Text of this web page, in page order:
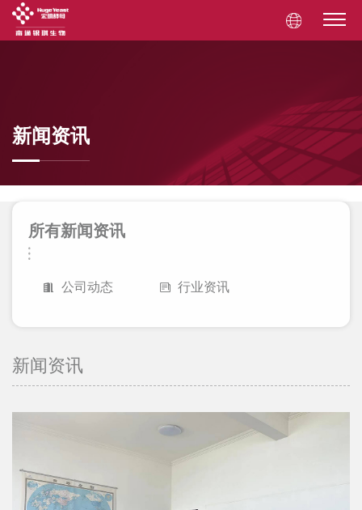
新闻资讯
所有新闻资讯
公司动态 行业资讯
新闻资讯